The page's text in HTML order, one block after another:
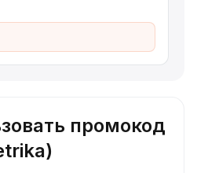
промокод